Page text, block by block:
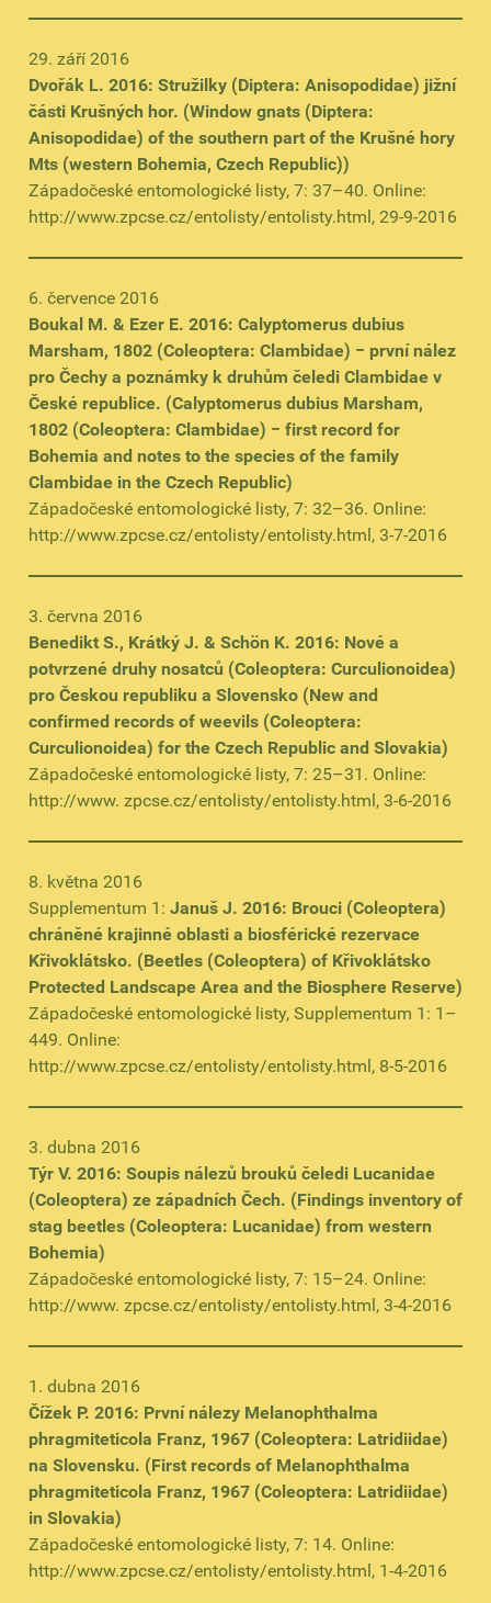
29. září 2016
Dvořák L. 2016: Stružilky (Diptera: Anisopodidae) jižní
části Krušných hor. (Window gnats (Diptera:
Anisopodidae) of the southern part of the Krušné hory
Mts (western Bohemia, Czech Republic))
Západočeské entomologické listy, 7: 37–40. Online:
http://www.zpcse.cz/entolisty/entolisty.html, 29-9-2016
6. července 2016
Boukal M. & Ezer E. 2016: Calyptomerus dubius
Marsham, 1802 (Coleoptera: Clambidae) − první nález
pro Čechy a poznámky k druhům čeledi Clambidae v
České republice. (Calyptomerus dubius Marsham,
1802 (Coleoptera: Clambidae) − first record for
Bohemia and notes to the species of the family
Clambidae in the Czech Republic)
Západočeské entomologické listy, 7: 32–36. Online:
http://www.zpcse.cz/entolisty/entolisty.html, 3-7-2016
3. června 2016
Benedikt S., Krátký J. & Schön K. 2016: Nové a
potvrzené druhy nosatců (Coleoptera: Curculionoidea)
pro Českou republiku a Slovensko (New and
confirmed records of weevils (Coleoptera:
Curculionoidea) for the Czech Republic and Slovakia)
Západočeské entomologické listy, 7: 25–31. Online:
http://www. zpcse.cz/entolisty/entolisty.html, 3-6-2016
8. května 2016
Supplementum 1: Januš J. 2016: Brouci (Coleoptera)
chráněné krajinné oblasti a biosférické rezervace
Křivoklátsko. (Beetles (Coleoptera) of Křivoklátsko
Protected Landscape Area and the Biosphere Reserve)
Západočeské entomologické listy, Supplementum 1: 1–
449. Online:
http://www.zpcse.cz/entolisty/entolisty.html, 8-5-2016
3. dubna 2016
Týr V. 2016: Soupis nálezů brouků čeledi Lucanidae
(Coleoptera) ze západních Čech. (Findings inventory of
stag beetles (Coleoptera: Lucanidae) from western
Bohemia)
Západočeské entomologické listy, 7: 15–24. Online:
http://www. zpcse.cz/entolisty/entolisty.html, 3-4-2016
1. dubna 2016
Čížek P. 2016: První nálezy Melanophthalma
phragmiteticola Franz, 1967 (Coleoptera: Latridiidae)
na Slovensku. (First records of Melanophthalma
phragmiteticola Franz, 1967 (Coleoptera: Latridiidae)
in Slovakia)
Západočeské entomologické listy, 7: 14. Online:
http://www.zpcse.cz/entolisty/entolisty.html, 1-4-2016